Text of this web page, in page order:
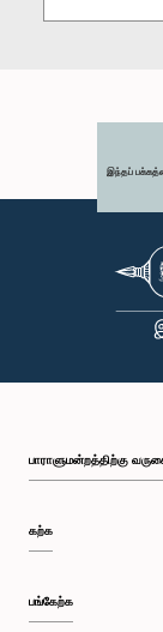
இந்தப்
பாராளுமன்றத்திற்கு
கற்க
பங்கேற்க